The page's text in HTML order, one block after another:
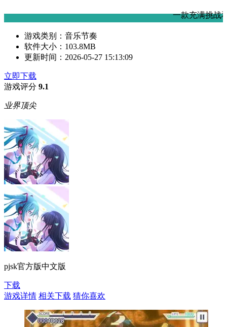
一款充满挑战和乐趣的音乐游戏！
游戏类别： 音乐节奏
软件大小： 103.8MB
更新时间： 2026-05-27 15:13:09
立即下载
游戏评分 9.1
业界顶尖
pjsk官方版中文版
下载
游戏详情 相关下载 猜你喜欢